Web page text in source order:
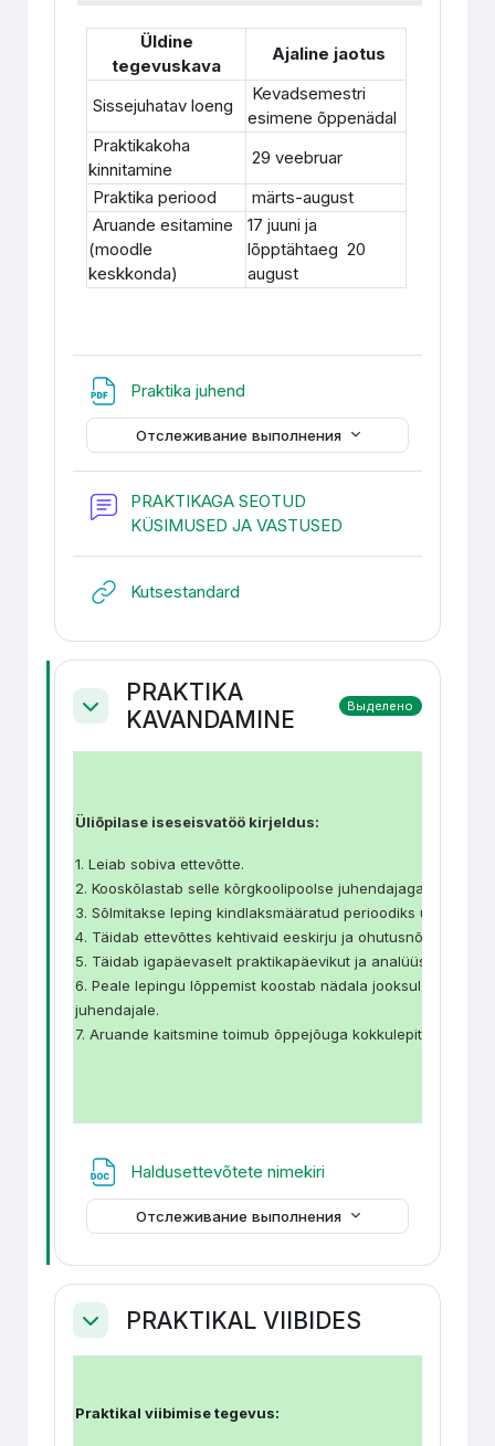
Üldine
tegevuskava
Ajaline jaotus
Sissejuhatav loeng
Kevadsemestri
esimene õppenädal
Praktikakoha
kinnitamine
29 veebruar
Praktika periood
märts-august
Aruande esitamine
(moodle
keskkonda)
17 juuni ja
lõpptähtaeg 20
august
Praktika juhend
Отслеживание выполнения
PRAKTIKAGA SEOTUD
KÜSIMUSED JA VASTUSED
Kutsestandard
Свернуть
PRAKTIKA
KAVANDAMINE
Выделено
Üliõpilase iseseisvatöö kirjeldus:
1. Leiab sobiva ettevõtte.
2. Kooskõlastab selle kõrgkoolipoolse juhendajaga nädala
3. Sõlmitakse leping kindlaksmääratud perioodiks ühe
4. Täidab ettevõttes kehtivaid eeskirju ja ohutusnõudeid
5. Täidab igapäevaselt praktikapäevikut ja analüüsib
6. Peale lepingu lõppemist koostab nädala jooksul aruande
juhendajale.
7. Aruande kaitsmine toimub õppejõuga kokkulepitud ajal.
Haldusettevõtete nimekiri
Отслеживание выполнения
СвернутьPRAKTIKAL VIIBIDES
Praktikal viibimise tegevus: